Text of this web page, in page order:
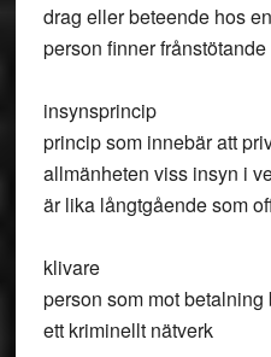
drag eller beteende hos
person finner frånstötande
insynsprincip
princip som innebär att
allmänheten viss insyn i
är lika långtgående som
klivare
person som mot
ett kriminellt nätverk